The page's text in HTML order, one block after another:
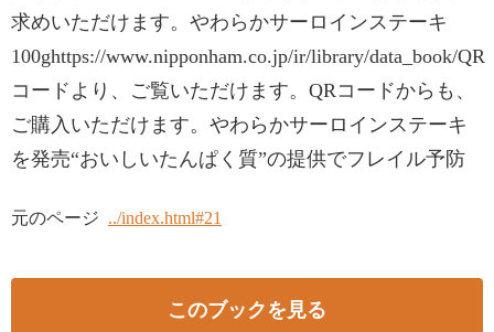
求めいただけます。やわらかサーロインステーキ
100ghttps://www.nipponham.co.jp/ir/library/data_book/QR
コードより、ご覧いただけます。QRコードからも、
ご購入いただけます。やわらかサーロインステーキ
を発売“おいしいたんぱく質”の提供でフレイル予防
元のページ ../index.html#21
このブックを見る